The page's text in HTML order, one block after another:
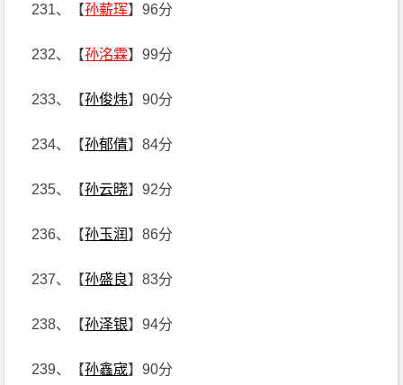
231、【孙薪珲】96分
232、【孙洺霖】99分
233、【孙俊炜】90分
234、【孙郁倩】84分
235、【孙云晓】92分
236、【孙玉润 】86分
237、【孙盛良】83分
238、【孙泽银】94分
239、【孙鑫宬】90分